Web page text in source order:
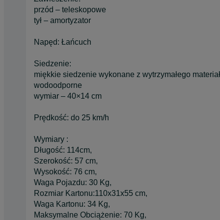
przód – teleskopowe
tył – amortyzator
Napęd: Łańcuch
Siedzenie:
miękkie siedzenie wykonane z wytrzymałego
wodoodporne
wymiar – 40×14 cm
Prędkość: do 25 km/h
Wymiary :
Długość: 114cm,
Szerokość: 57 cm,
Wysokość: 76 cm,
Waga Pojazdu: 30 Kg,
Rozmiar Kartonu:110x31x55 cm,
Waga Kartonu: 34 Kg,
Maksymalne Obciążenie: 70 Kg,